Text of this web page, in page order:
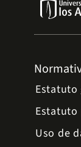
Estatuto
Uso de